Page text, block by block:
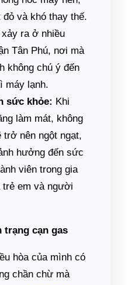
đỏ và khó thay thế.
ra ở nhiều
Tân Phú, nơi mà
không chú ý đến
máy lạnh.
sức khỏe: Khi
làm mát, không
trở nên ngột ngạt,
hưởng đến sức
viên trong gia
trẻ em và người
trạng cạn gas
hòa của mình có
chần chừ mà